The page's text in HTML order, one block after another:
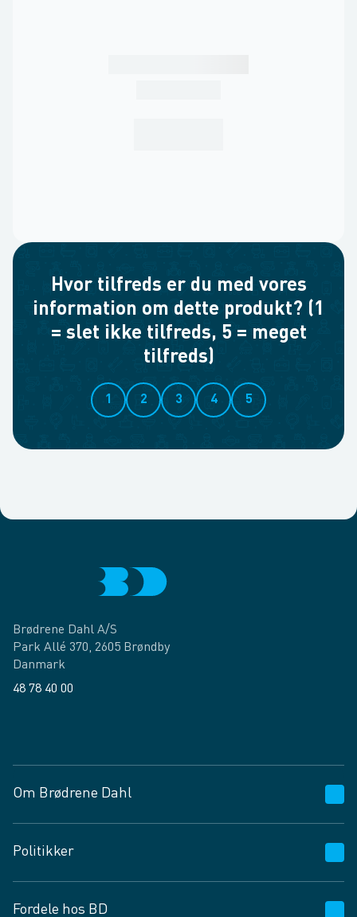
Hvor tilfreds er du med vores
information om dette produkt? (1
= slet ikke tilfreds, 5 = meget
tilfreds)
1 2 3 4 5
Brødrene Dahl A/S
Park Allé 370, 2605 Brøndby
Danmark
48 78 40 00
Om Brødrene Dahl
Vagttelefon 30 10 89 89
Spørgsmål og svar
Job og karriere
Politikker
Fordele hos BD